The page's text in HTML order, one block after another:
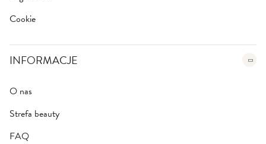
Cookie
INFORMACJE
O nas
Strefa beauty
FAQ